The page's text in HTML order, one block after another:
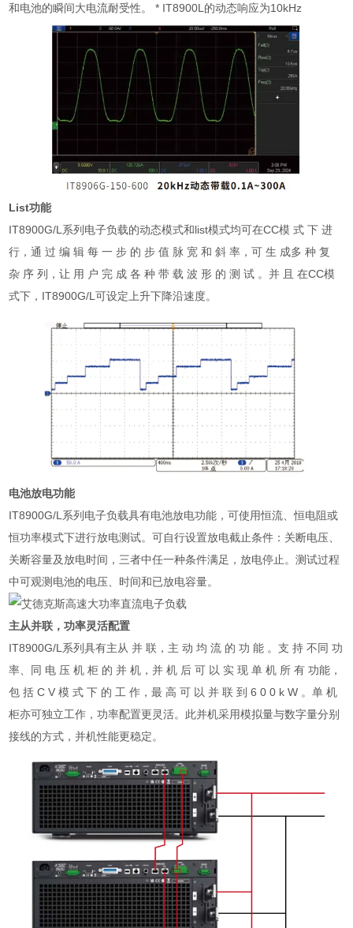
和电池的瞬间大电流耐受性。 * IT8900L的动态响应为10kHz
List功能
IT8900G/L系列电子负载的动态模式和list模式均可在CC模 式 下 进
行，通 过 编 辑 每 一 步 的 步 值 脉 宽 和 斜 率，可 生 成多 种 复
杂 序 列，让 用 户 完 成 各 种 带 载 波 形 的 测 试 。并 且 在CC模
式下，IT8900G/L可设定上升下降沿速度。
电池放电功能
IT8900G/L系列电子负载具有电池放电功能，可使用恒流、恒电阻或
恒功率模式下进行放电测试。可自行设置放电截止条件：关断电压、
关断容量及放电时间，三者中任一种条件满足，放电停止。测试过程
中可观测电池的电压、时间和已放电容量。
主从并联，功率灵活配置
IT8900G/L系列具有主从 并 联，主 动 均 流 的 功 能 。支 持 不同 功
率、同 电 压 机 柜 的 并 机，并 机 后 可 以 实 现 单 机 所 有 功能，
包 括 C V 模 式 下 的 工 作，最 高 可 以 并 联 到 6 0 0 k W 。单 机
柜亦可独立工作，功率配置更灵活。此并机采用模拟量与数字量分别
接线的方式，并机性能更稳定。